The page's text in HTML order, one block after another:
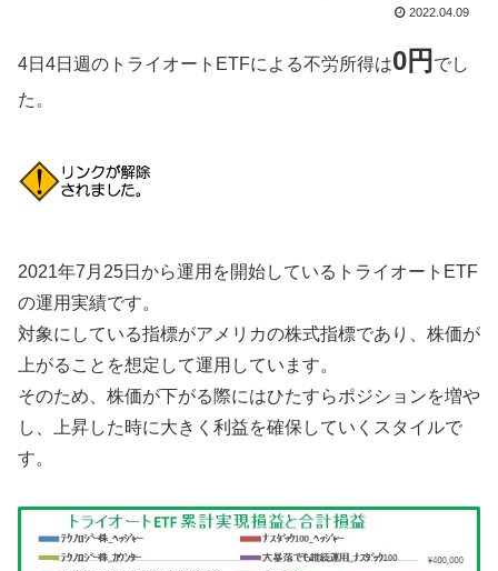
2022.04.09
4日4日週のトライオートETFによる不労所得は0円 でし
た。
2021年7月25日から運用を開始しているトライオートETF
の運用実績です。
対象にしている指標がアメリカの株式指標であり、株価が
上がることを想定して運用しています。
そのため、株価が下がる際にはひたすらポジションを増や
し、上昇した時に大きく利益を確保していくスタイルで
す。